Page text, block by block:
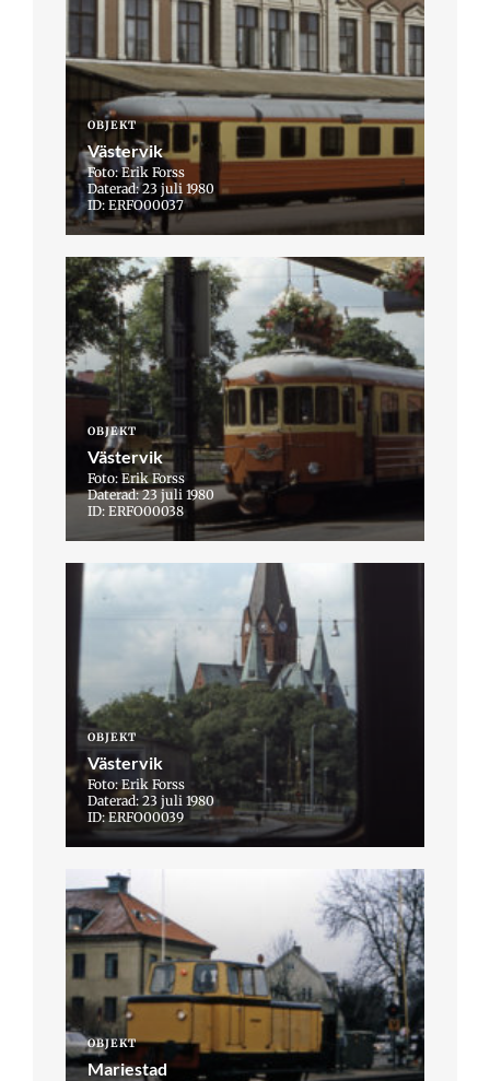
OBJEKT
Västervik
Foto: Erik Forss
Daterad: 23 juli 1980
ID: ERFO00037
OBJEKT
Västervik
Foto: Erik Forss
Daterad: 23 juli 1980
ID: ERFO00038
OBJEKT
Västervik
Foto: Erik Forss
Daterad: 23 juli 1980
ID: ERFO00039
OBJEKT
Mariestad